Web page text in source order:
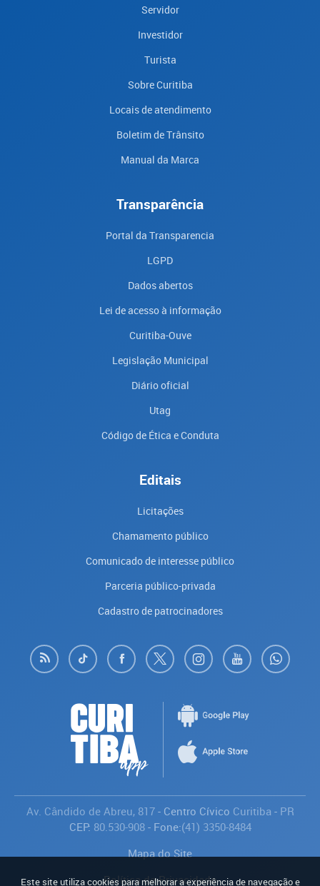
Servidor
Investidor
Turista
Sobre Curitiba
Locais de atendimento
Boletim de Trânsito
Manual da Marca
Transparência
Portal da Transparencia
LGPD
Dados abertos
Lei de acesso à informação
Curitiba-Ouve
Legislação Municipal
Diário oficial
Utag
Código de Ética e Conduta
Editais
Licitações
Chamamento público
Comunicado de interesse público
Parceria público-privada
Cadastro de patrocinadores
Av. Cândido de Abreu, 817- Centro Cívico Curitiba - PR
CEP: 80.530-908- Fone:(41) 3350-8484
Mapa do Site
Política de Privacidade
Este site utiliza cookies para melhorar a experiência de navegação e